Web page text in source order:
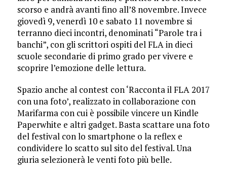
scorso e andrà avanti fino all’8 novembre. Invece
giovedì 9, venerdì 10 e sabato 11 novembre si
terranno dieci incontri, denominati “Parole tra i
banchi”, con gli scrittori ospiti del FLA in dieci
scuole secondarie di primo grado per vivere e
scoprire l’emozione delle lettura.
Spazio anche al contest con ‘Racconta il FLA 2017
con una foto’, realizzato in collaborazione con
Marifarma con cui è possibile vincere un Kindle
Paperwhite e altri gadget. Basta scattare una foto
del festival con lo smartphone o la reflex e
condividere lo scatto sul sito del festival. Una
giuria selezionerà le venti foto più belle.